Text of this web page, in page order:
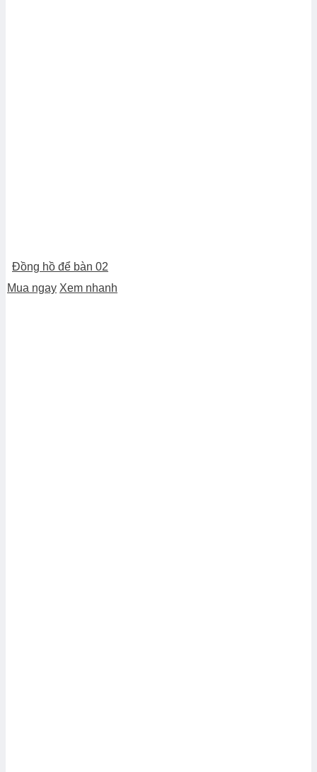
Đồng hồ để bàn 02
Mua ngay Xem nhanh